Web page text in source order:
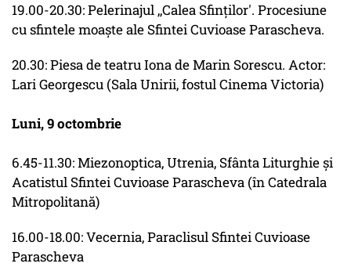
19.00-20.30: Pelerinajul ,,Calea Sfinţilor'. Procesiune
cu sfintele moaşte ale Sfintei Cuvioase Parascheva.
20.30: Piesa de teatru Iona de Marin Sorescu. Actor:
Lari Georgescu (Sala Unirii, fostul Cinema Victoria)
Luni, 9 octombrie
6.45-11.30: Miezonoptica, Utrenia, Sfânta Liturghie şi
Acatistul Sfintei Cuvioase Parascheva (în Catedrala
Mitropolitană)
16.00-18.00: Vecernia, Paraclisul Sfintei Cuvioase
Parascheva